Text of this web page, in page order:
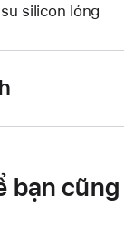
silicon lỏng
bạn